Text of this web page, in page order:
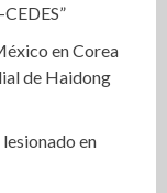
en Corea
de Haidong
en